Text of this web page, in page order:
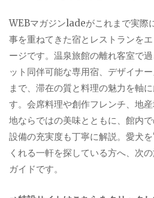
WEBマガジンladeがこれまで実際
事を重ねてきた宿とレストランを
ージです。温泉旅館の離れ客室で
ット同伴可能な専用宿、デザイナ
まで、滞在の質と料理の魅力を軸
す。会席料理や創作フレンチ、地
地ならではの美味とともに、館内
設備の充実度も丁寧に解説。愛犬
くれる一軒を探している方へ、次
ガイドです。